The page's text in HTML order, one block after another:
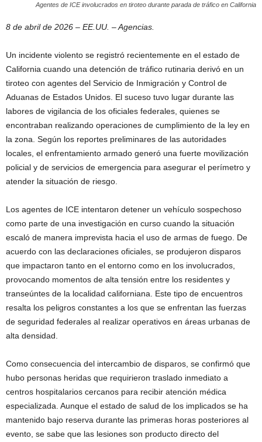
Agentes de ICE involucrados en tiroteo durante parada de tráfico en California
8 de abril de 2026 – EE.UU. – Agencias.
Un incidente violento se registró recientemente en el estado de
California cuando una detención de tráfico rutinaria derivó en un
tiroteo con agentes del Servicio de Inmigración y Control de
Aduanas de Estados Unidos. El suceso tuvo lugar durante las
labores de vigilancia de los oficiales federales, quienes se
encontraban realizando operaciones de cumplimiento de la ley en
la zona. Según los reportes preliminares de las autoridades
locales, el enfrentamiento armado generó una fuerte movilización
policial y de servicios de emergencia para asegurar el perímetro y
atender la situación de riesgo.
Los agentes de ICE intentaron detener un vehículo sospechoso
como parte de una investigación en curso cuando la situación
escaló de manera imprevista hacia el uso de armas de fuego. De
acuerdo con las declaraciones oficiales, se produjeron disparos
que impactaron tanto en el entorno como en los involucrados,
provocando momentos de alta tensión entre los residentes y
transeúntes de la localidad californiana. Este tipo de encuentros
resalta los peligros constantes a los que se enfrentan las fuerzas
de seguridad federales al realizar operativos en áreas urbanas de
alta densidad.
Como consecuencia del intercambio de disparos, se confirmó que
hubo personas heridas que requirieron traslado inmediato a
centros hospitalarios cercanos para recibir atención médica
especializada. Aunque el estado de salud de los implicados se ha
mantenido bajo reserva durante las primeras horas posteriores al
evento, se sabe que las lesiones son producto directo del